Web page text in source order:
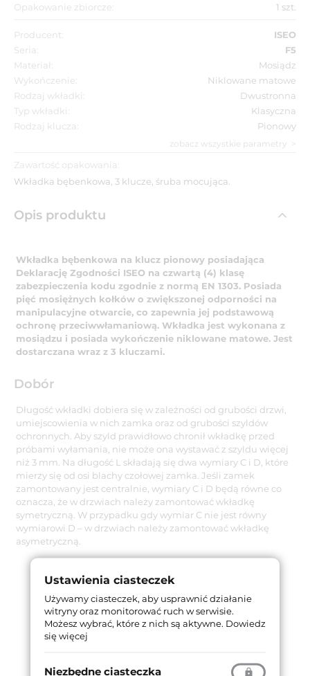
Opakowanie zbiorcze:
1 szt.
Producent:
ISEO
Seria:
F5
Materiał:
Mosiądz
Wykończenie:
Niklowane matowe
Rodzaj wkładki:
Dwustronna
Typ wkładki:
Klasyczna
Rodzaj klucza:
Pionowy
zobacz wszystkie parametry
Zawartość opakowania:
Wkładka bębenkowa, 3 klucze, śruba mocująca.
Opis produktu
Wkładka bębenkowa na klucz pionowy posiadająca
Deklarację Zgodności ISEO na czwartą (4) klasę
zabezpieczenia kodu zgodnie z normą EN 1303. Posiada
pięć mosiężnych kołków o zwiększonej odporności na
manipulacyjne otwarcie, co zapewnia jej podstawową
ochronę przeciwwłamaniową. Wkładka jest wykonana z
mosiądzu i posiada wykończenie niklowane matowe. Jest
dostarczana wraz z 3 kluczami.
Dobór
Długość wkładki dobiera się w zależności od grubości drzwi,
umiejscowienia w nich zamka oraz od grubości szyldów
ochronnych. Aby szyld prawidłowo chronił wkładkę przed
próbami wyłamania, nie może ona wystawać z szyldu więcej
niż 3 mm. Na długość L składają się dwa wymiary C i D, które
mierzy się od osi blachy czołowej zamka. Jeśli zamek
zamontowany jest centralnie, wymiary C i D będą równe co
oznacza, że w drzwiach należy zamontować wkładkę
symetryczną. W przypadku gdy wymiar C nie jest równy
wymiarowi D – w drzwiach należy zamontować wkładkę
asymetryczną.
Ustawienia ciasteczek
Używamy ciasteczek, aby usprawnić działanie
witryny oraz monitorować ruch w serwisie.
Możesz wybrać, które z nich są aktywne. Dowiedz
się więcej
Niezbędne ciasteczka